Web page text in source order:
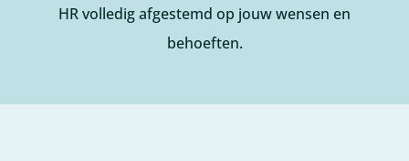
HR volledig afgestemd op jouw wensen en
behoeften.